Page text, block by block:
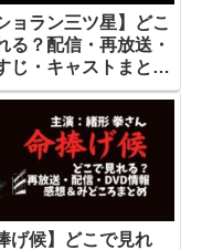
ョラン三ツ星】どこ
る？配信・再放送・
じ・キャストまとめ
栄子さん主演】
げ候】どこで見れ